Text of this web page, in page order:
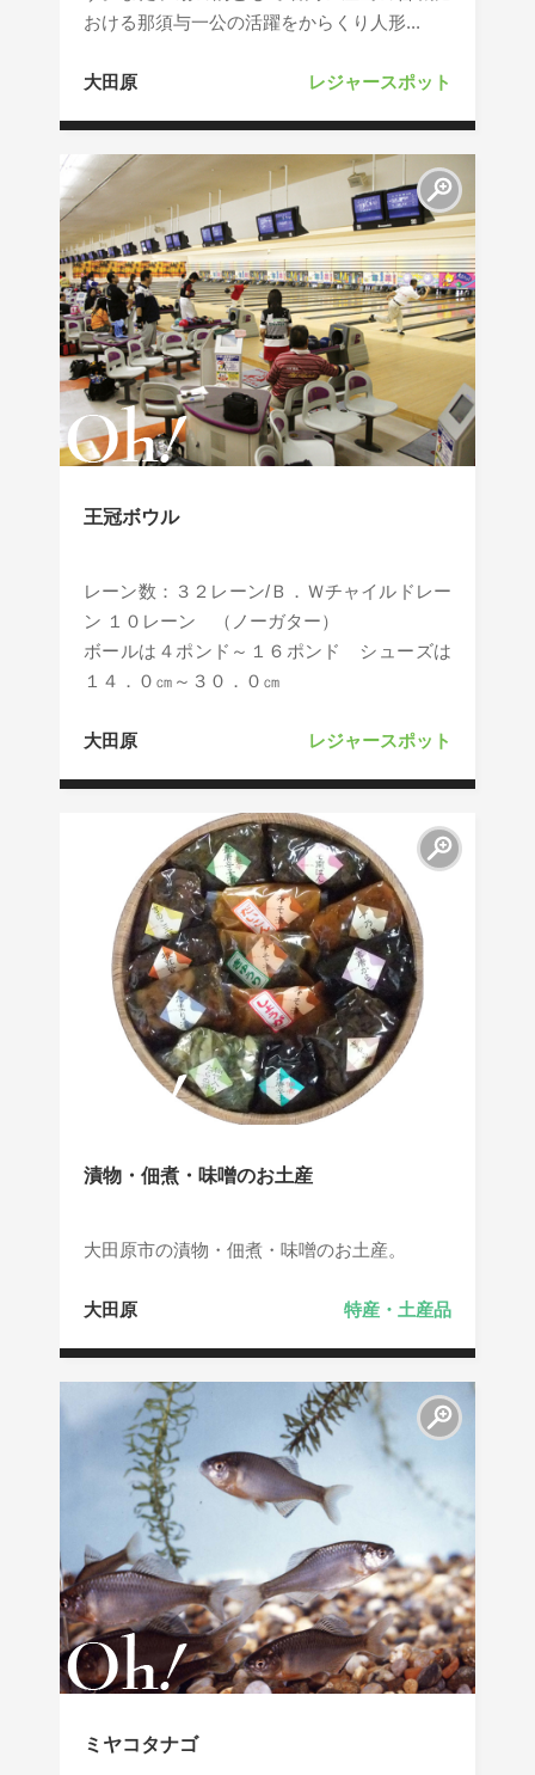
おける那須与一公の活躍をからくり人形...
大田原 レジャースポット
王冠ボウル
レーン数：３２レーン/Ｂ．Ｗチャイルドレー
ン １０レーン （ノーガター）
ボールは４ポンド～１６ポンド シューズは
１４．０㎝～３０．０㎝
大田原 レジャースポット
漬物・佃煮・味噌のお土産
大田原市の漬物・佃煮・味噌のお土産。
大田原 特産・土産品
ミヤコタナゴ